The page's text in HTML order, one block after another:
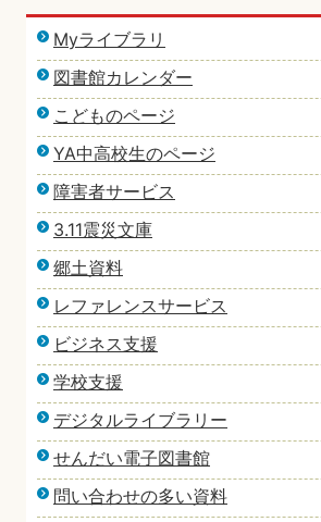
Myライブラリ
図書館カレンダー
こどものページ
YA中高校生のページ
障害者サービス
3.11震災文庫
郷土資料
レファレンスサービス
ビジネス支援
学校支援
デジタルライブラリー
せんだい電子図書館
問い合わせの多い資料